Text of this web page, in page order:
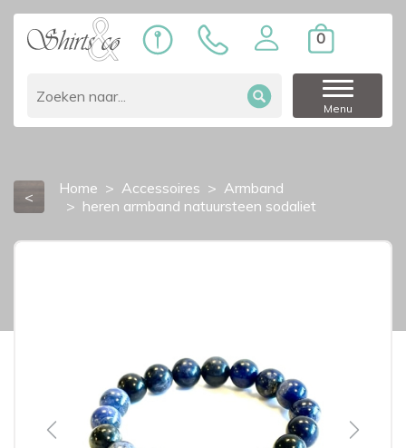
0
Menu
< Home Accessoires
Armband
heren armband natuursteen sodaliet
Previous Next